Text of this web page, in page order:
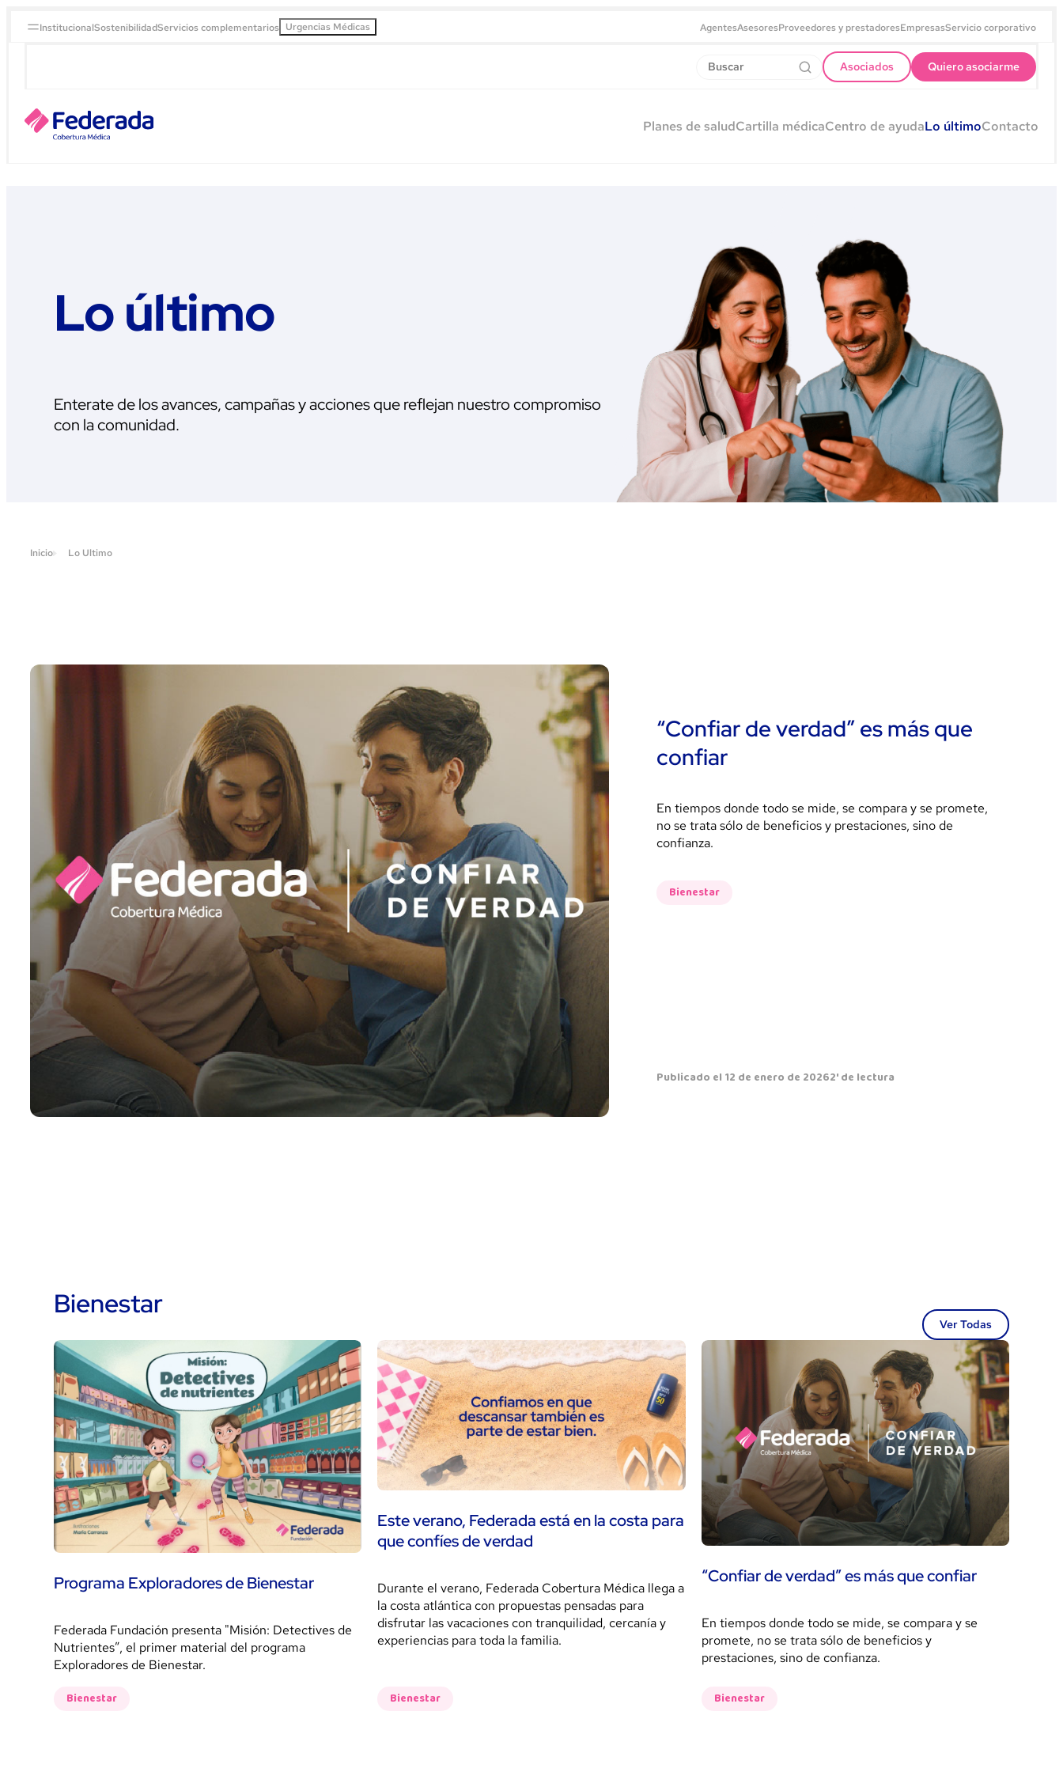
InstitucionalSostenibilidadServicios complementarios Urgencias Médicas AgentesAsesoresProveedores y prestadoresEmpresasServicio corporativo
Asociados Quiero asociarme
Planes de saludCartilla médicaCentro de ayudaLo últimoContacto
Lo último
Enterate de los avances, campañas y acciones que reflejan nuestro compromiso
con la comunidad.
Inicio Lo Ultimo
“Confiar de verdad” es más que
confiar
En tiempos donde todo se mide, se compara y se promete,
no se trata sólo de beneficios y prestaciones, sino de
confianza.
Bienestar
Publicado el 12 de enero de 20262' de lectura
Bienestar
Ver Todas
Programa Exploradores de Bienestar
Federada Fundación presenta "Misión: Detectives de
Nutrientes”, el primer material del programa
Exploradores de Bienestar.
Bienestar
Este verano, Federada está en la costa para
que confíes de verdad
Durante el verano, Federada Cobertura Médica llega a
la costa atlántica con propuestas pensadas para
disfrutar las vacaciones con tranquilidad, cercanía y
experiencias para toda la familia.
Bienestar
“Confiar de verdad” es más que confiar
En tiempos donde todo se mide, se compara y se
promete, no se trata sólo de beneficios y
prestaciones, sino de confianza.
Bienestar